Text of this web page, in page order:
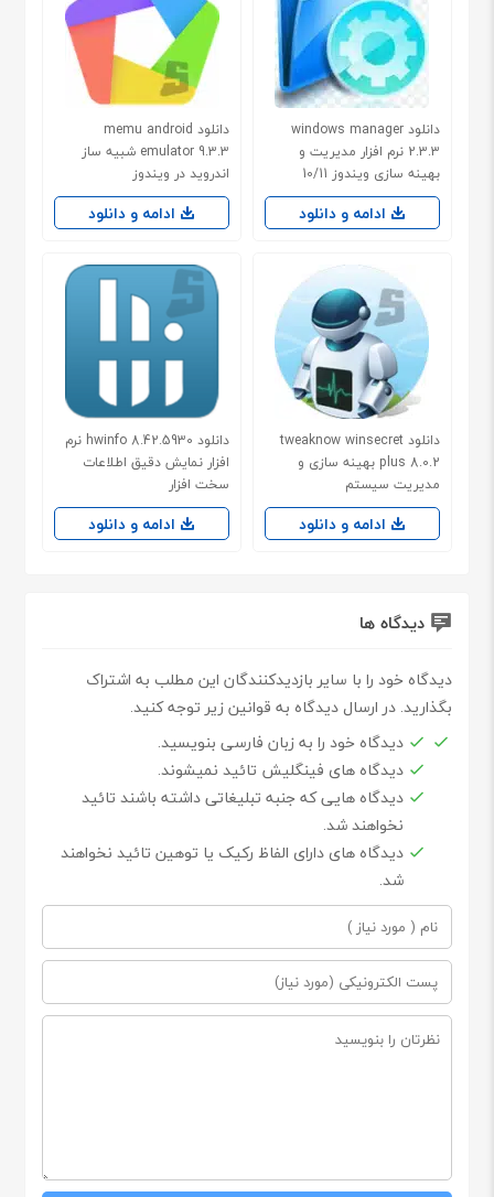
دانلود windows manager
2.3.3 نرم افزار مدیریت و
بهینه سازی ویندوز 10/11
ادامه و دانلود
دانلود memu android
emulator 9.3.3 شبیه ساز
اندروید در ویندوز
ادامه و دانلود
دانلود tweaknow winsecret
plus 8.0.2 بهینه سازی و
مدیریت سیستم
ادامه و دانلود
دانلود hwinfo 8.42.5930 نرم
افزار نمایش دقیق اطلاعات
سخت افزار
ادامه و دانلود
دیدگاه ها
دیدگاه خود را با سایر بازدیدکنندگان این مطلب به اشتراک
بگذارید. در ارسال دیدگاه به قوانین زیر توجه کنید.
دیدگاه خود را به زبان فارسی بنویسید.
دیدگاه های فینگلیش تائید نمیشوند.
دیدگاه هایی که جنبه تبلیغاتی داشته باشند تائید
نخواهند شد.
دیدگاه های دارای الفاظ رکیک یا توهین تائید نخواهند
شد.